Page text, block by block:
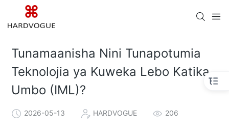
Tunamaanisha Nini Tunapotumia
Teknolojia ya Kuweka Lebo Katika
Umbo (IML)?
2026-05-13 HARDVOGUE 206